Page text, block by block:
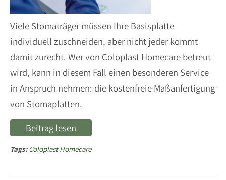
Viele Stomaträger müssen Ihre Basisplatte
individuell zuschneiden, aber nicht jeder kommt
damit zurecht. Wer von Coloplast Homecare betreut
wird, kann in diesem Fall einen besonderen Service
in Anspruch nehmen: die kostenfreie Maßanfertigung
von Stomaplatten.
Beitrag lesen
Tags:Coloplast Homecare